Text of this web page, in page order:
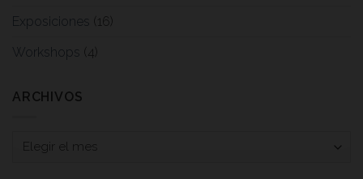
Exposiciones (16)
Workshops (4)
ARCHIVOS
Archivos